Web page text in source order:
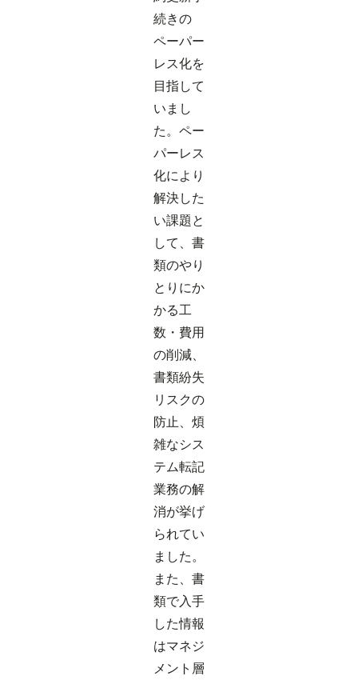
続きの
ペーパー
レス化を
目指して
いまし
た。ペー
パーレス
化により
解決した
い課題と
して、書
類のやり
とりにか
かる工
数・費用
の削減、
書類紛失
リスクの
防止、煩
雑なシス
テム転記
業務の解
消が挙げ
られてい
ました。
また、書
類で入手
した情報
はマネジ
メント層